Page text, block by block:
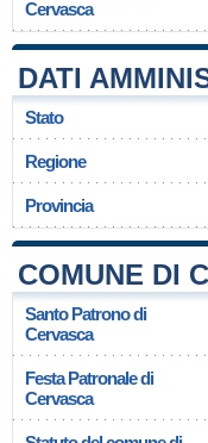
Cervasca
DATI
Stato
Regione
Provincia
COMUNE DI
Santo Patrono di
Cervasca
Festa Patronale di
Cervasca